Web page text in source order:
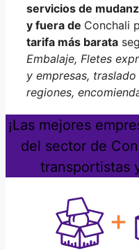
servicios de
y fuera de Conchali
tarifa más barata
Embalaje, Fletes
y empresas,
regiones,
¡Las mejores
del sector de
transportistas